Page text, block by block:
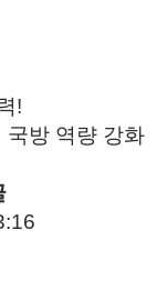
!
국방 역량 강화